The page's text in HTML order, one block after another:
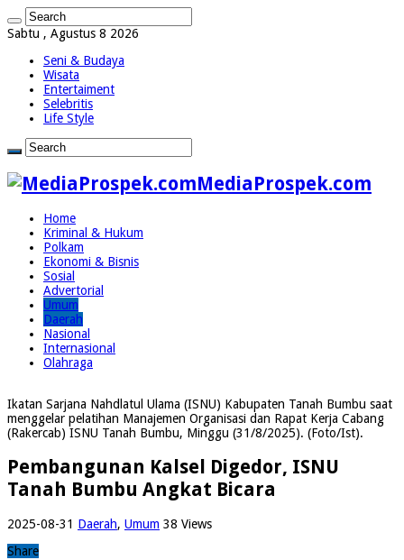
Sabtu , Agustus 8 2026
Seni & Budaya
Wisata
Entertaiment
Selebritis
Life Style
MediaProspek.com
Home
Kriminal & Hukum
Polkam
Ekonomi & Bisnis
Sosial
Advertorial
Umum
Daerah
Nasional
Internasional
Olahraga
Ikatan Sarjana Nahdlatul Ulama (ISNU) Kabupaten Tanah Bumbu saat
menggelar pelatihan Manajemen Organisasi dan Rapat Kerja Cabang
(Rakercab) ISNU Tanah Bumbu, Minggu (31/8/2025). (Foto/Ist).
Pembangunan Kalsel Digedor, ISNU
Tanah Bumbu Angkat Bicara
2025-08-31 Daerah, Umum 38 Views
Share